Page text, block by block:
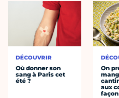
DÉCOUVRIR
Où donner son
sang à Paris cet
été ?
On
aux